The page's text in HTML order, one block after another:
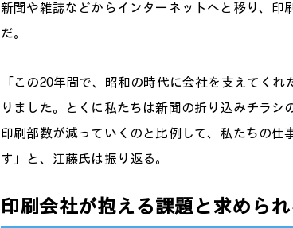
新聞や雑誌などからインターネットへと移り、印
だ。
「この20年間で、昭和の時代に会社を支えてく
りました。とくに私たちは新聞の折り込みチラ
印刷部数が減っていくのと比例して、私たちの仕
す」と、江藤氏は振り返る。
印刷会社が抱える課題と求めら